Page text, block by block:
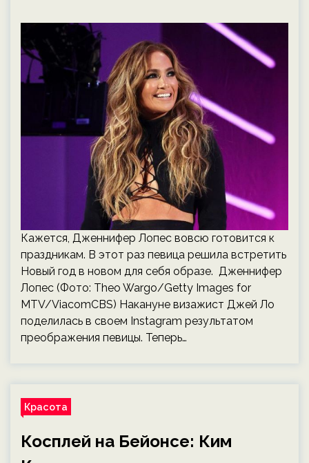
Кажется, Дженнифер Лопес вовсю готовится к
праздникам. В этот раз певица решила встретить
Новый год в новом для себя образе. Дженнифер
Лопес (Фото: Theo Wargo/Getty Images for
MTV/ViacomCBS) Накануне визажист Джей Ло
поделилась в своем Instagram результатом
преображения певицы. Теперь…
Красота
Косплей на Бейонсе: Ким